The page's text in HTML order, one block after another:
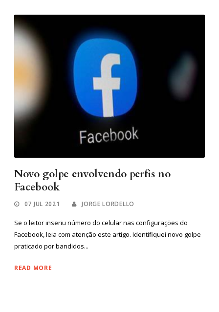
Novo golpe envolvendo perfis no
Facebook
07 JUL 2021 JORGE LORDELLO
Se o leitor inseriu número do celular nas configurações do
Facebook, leia com atenção este artigo. Identifiquei novo golpe
praticado por bandidos...
READ MORE